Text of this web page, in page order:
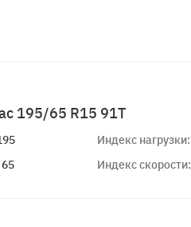
195/65 R15 91T
65
Индекс нагрузки:
Индекс скорости: